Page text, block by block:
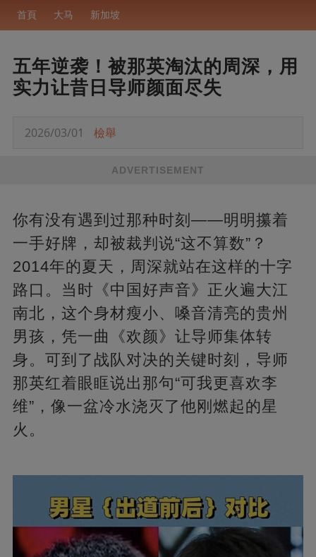
首頁 大马 新加坡
五年逆袭！被那英淘汰的周深，用
实力让昔日导师颜面尽失
2026/03/01 檢舉
ADVERTISEMENT
你有没有遇到过那种时刻——明明攥着
一手好牌，却被裁判说“这不算数”？
2014年的夏天，周深就站在这样的十字
路口。当时《中国好声音》正火遍大江
南北，这个身材瘦小、嗓音清亮的贵州
男孩，凭一曲《欢颜》让导师集体转
身。可到了战队对决的关键时刻，导师
那英红着眼眶说出那句“可我更喜欢李
维”，像一盆冷水浇灭了他刚燃起的星
火。